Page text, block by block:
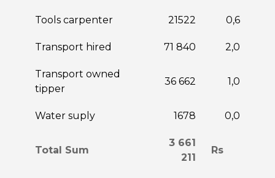
Tools carpenter 21522 0,6
Transport hired 71 840 2,0
Transport owned
tipper
36 662 1,0
Water suply 1678 0,0
Total Sum
3 661
211
Rs